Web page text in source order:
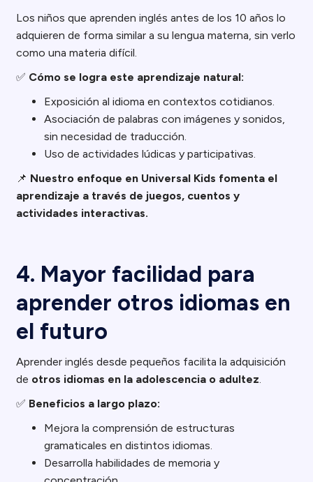
Los niños que aprenden inglés antes de los 10 años lo
adquieren de forma similar a su lengua materna, sin verlo
como una materia difícil.
✅ Cómo se logra este aprendizaje natural:
Exposición al idioma en contextos cotidianos.
Asociación de palabras con imágenes y sonidos,
sin necesidad de traducción.
Uso de actividades lúdicas y participativas.
📌 Nuestro enfoque en Universal Kids fomenta el
aprendizaje a través de juegos, cuentos y
actividades interactivas.
4. Mayor facilidad para
aprender otros idiomas en
el futuro
Aprender inglés desde pequeños facilita la adquisición
de otros idiomas en la adolescencia o adultez.
✅ Beneficios a largo plazo:
Mejora la comprensión de estructuras
gramaticales en distintos idiomas.
Desarrolla habilidades de memoria y